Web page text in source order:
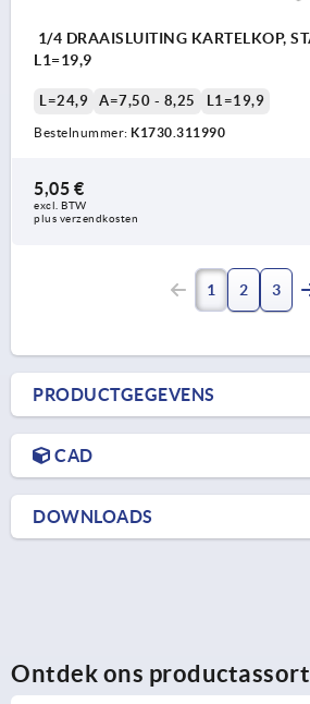
1/4 DRAAISLUITING KARTELKOP,
L1=19,9
L=24,9 A=7,50 - 8,25 L1=19,9
Bestelnummer: K1730.311990
5,05 €
excl. BTW
plus verzendkosten
1 2 3
PRODUCTGEGEVENS
CAD
DOWNLOADS
Ontdek ons